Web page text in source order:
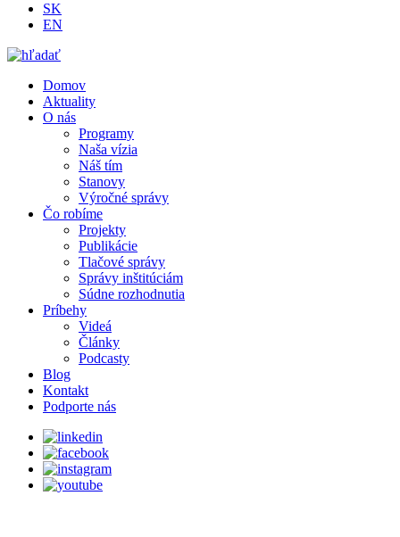
SK
EN
Domov
Aktuality
O nás
Programy
Naša vízia
Náš tím
Stanovy
Výročné správy
Čo robíme
Projekty
Publikácie
Tlačové správy
Správy inštitúciám
Súdne rozhodnutia
Príbehy
Videá
Články
Podcasty
Blog
Kontakt
Podporte nás